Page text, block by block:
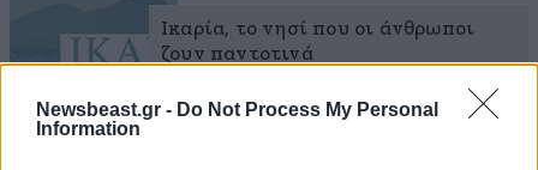
Newsbeast.gr - Do Not Process My Personal
Information
Ικαρία, το νησί που οι άνθρωποι
ζουν παντοτινά